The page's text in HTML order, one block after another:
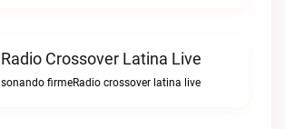
Radio Crossover Latina Live
sonando firmeRadio crossover latina live